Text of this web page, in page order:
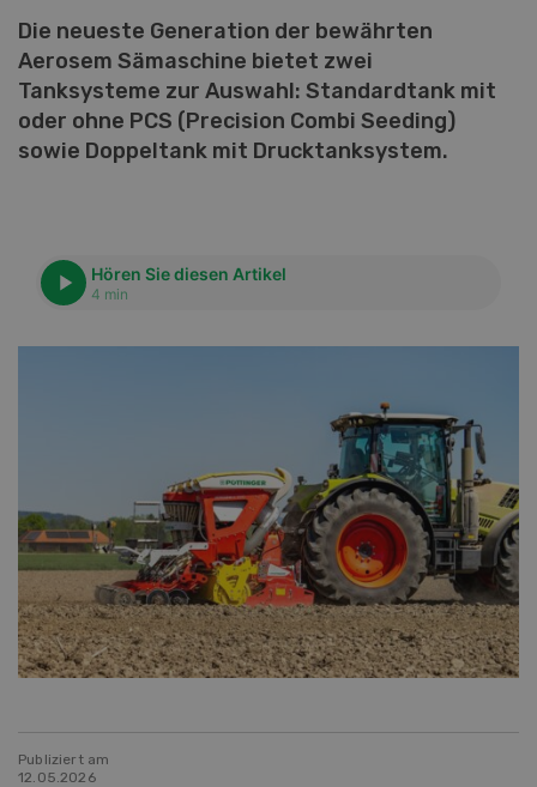
Die neueste Generation der bewährten
Aerosem Sämaschine bietet zwei
Tanksysteme zur Auswahl: Standardtank mit
oder ohne PCS (Precision Combi Seeding)
sowie Doppeltank mit Drucktanksystem.
Hören Sie diesen Artikel
4 min
Publiziert am
12.05.2026